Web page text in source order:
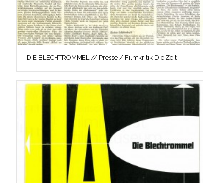
DIE BLECHTROMMEL // Presse / Filmkritik Die Zeit